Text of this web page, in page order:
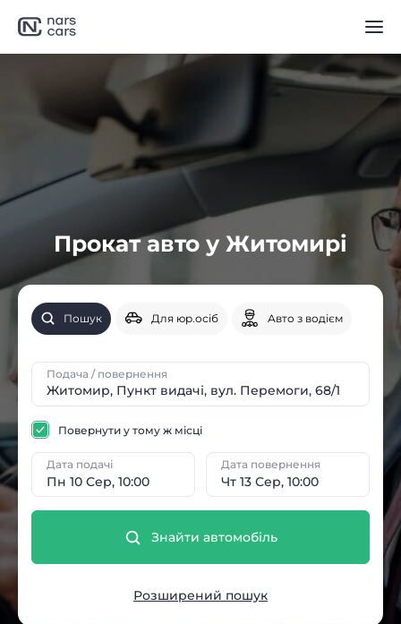
Прокат авто у Житомирі
Пошук Для юр.осіб Авто з водієм
Подача / повернення
Пн 10 Сер, 10:00
Дата подачі
Чт 13 Сер, 10:00
Дата повернення
Повернути у тому ж місці
Знайти автомобіль
Розширений пошук